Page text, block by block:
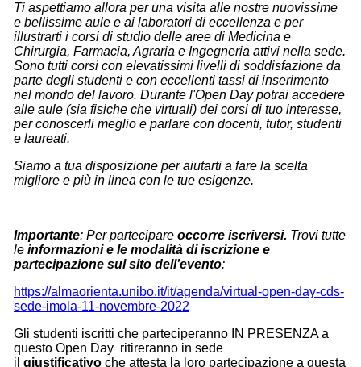
Ti aspettiamo allora per una visita alle nostre nuovissime
e bellissime aule e ai laboratori di eccellenza e per
illustrarti i corsi di studio delle aree di Medicina e
Chirurgia, Farmacia, Agraria e Ingegneria attivi nella sede.
Sono tutti corsi con elevatissimi livelli di soddisfazione da
parte degli studenti e con eccellenti tassi di inserimento
nel mondo del lavoro. Durante l'Open Day potrai accedere
alle aule (sia fisiche che virtuali) dei corsi di tuo interesse,
per conoscerli meglio e parlare con docenti, tutor, studenti
e laureati.
Siamo a tua disposizione per aiutarti a fare la scelta
migliore e più in linea con le tue esigenze.
Importante: Per partecipare occorre iscriversi. Trovi tutte
le informazioni e le modalità di iscrizione e
partecipazione sul sito dell’evento:
https://almaorienta.unibo.it/it/agenda/virtual-open-day-cds-
sede-imola-11-novembre-2022
Gli studenti iscritti che parteciperanno IN PRESENZA a
questo Open Day ritireranno in sede
il giustificativo che attesta la loro partecipazione a questa